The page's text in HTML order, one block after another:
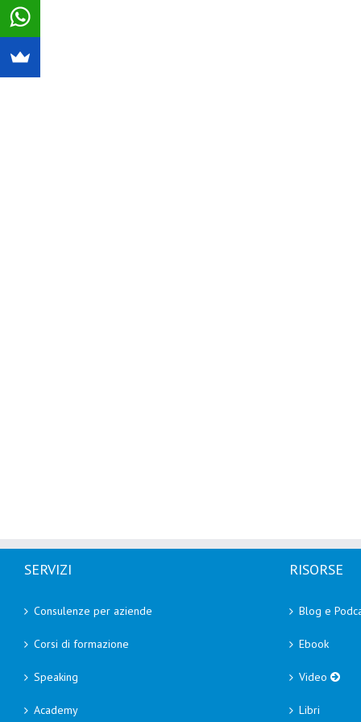
SERVIZI
Consulenze per aziende
Corsi di formazione
Speaking
Academy
RISORSE
Blog e
Ebook
Video
Libri